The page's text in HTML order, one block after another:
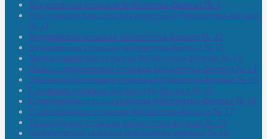
Кокушевская сельская библиотека-филиал № 4
Краснохолмская сельская модельная библиотека-филиал
№ 21
Кутеремская сельская библиотека-филиал № 22
Кучашевская сельская библиотека-филиал № 11
Малокачаковская сельская библиотека-филиал № 12
Нижнекачмашевская сельская библиотека-филиал № 14
Новокильбахтинская сельская библиотека-филиал № 19
Сазовская сельская библиотека-филиал № 20
Староорьебашевская сельская библиотека-филиал № 16
Старояшевская сельская библиотека-филиал № 17
Тюльдинская сельская библиотека-филиал № 18
Чилибеевская сельская библиотека-филиал № 10